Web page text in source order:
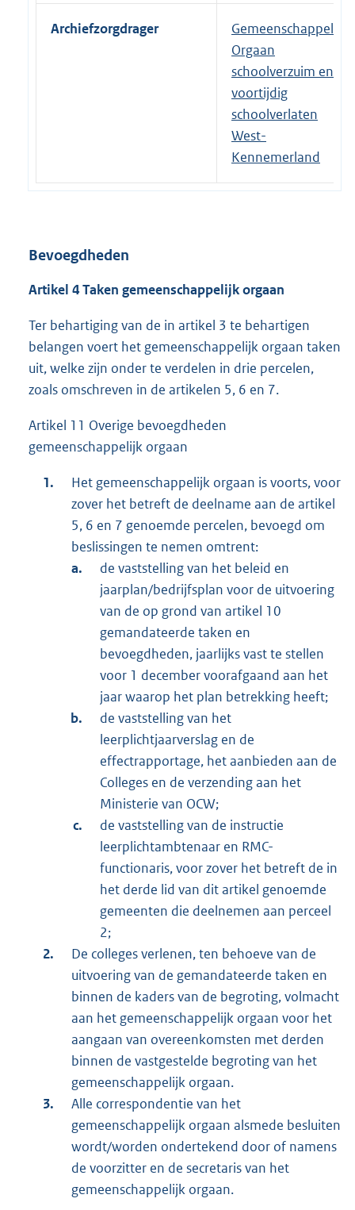
Archiefzorgdrager
Gemeenschappelijk
Orgaan
schoolverzuim en
voortijdig
schoolverlaten
West-
Kennemerland
Bevoegdheden
Artikel 4 Taken gemeenschappelijk orgaan
Ter behartiging van de in artikel 3 te behartigen
belangen voert het gemeenschappelijk orgaan taken
uit, welke zijn onder te verdelen in drie percelen,
zoals omschreven in de artikelen 5, 6 en 7.
Artikel 11 Overige bevoegdheden
gemeenschappelijk orgaan
Het gemeenschappelijk orgaan is voorts, voor
zover het betreft de deelname aan de artikel
5, 6 en 7 genoemde percelen, bevoegd om
beslissingen te nemen omtrent:
de vaststelling van het beleid en
jaarplan/bedrijfsplan voor de uitvoering
van de op grond van artikel 10
gemandateerde taken en
bevoegdheden, jaarlijks vast te stellen
voor 1 december voorafgaand aan het
jaar waarop het plan betrekking heeft;
de vaststelling van het
leerplichtjaarverslag en de
effectrapportage, het aanbieden aan de
Colleges en de verzending aan het
Ministerie van OCW;
de vaststelling van de instructie
leerplichtambtenaar en RMC-
functionaris, voor zover het betreft de in
het derde lid van dit artikel genoemde
gemeenten die deelnemen aan perceel
2;
De colleges verlenen, ten behoeve van de
uitvoering van de gemandateerde taken en
binnen de kaders van de begroting, volmacht
aan het gemeenschappelijk orgaan voor het
aangaan van overeenkomsten met derden
binnen de vastgestelde begroting van het
gemeenschappelijk orgaan.
Alle correspondentie van het
gemeenschappelijk orgaan alsmede besluiten
wordt/worden ondertekend door of namens
de voorzitter en de secretaris van het
gemeenschappelijk orgaan.